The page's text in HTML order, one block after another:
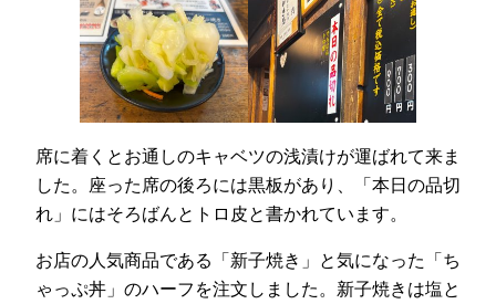
席に着くとお通しのキャベツの浅漬けが運ばれて来ま
した。座った席の後ろには黒板があり、「本日の品切
れ」にはそろばんとトロ皮と書かれています。
お店の人気商品である「新子焼き」と気になった「ち
ゃっぷ丼」のハーフを注文しました。新子焼きは塩と